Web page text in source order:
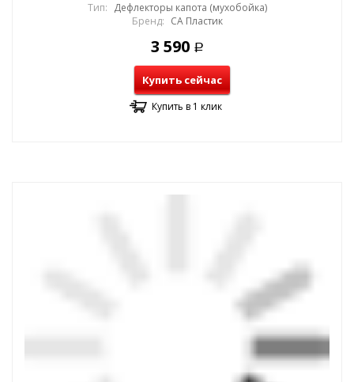
Тип: Дефлекторы капота (мухобойка)
Бренд: СА Пластик
3 590 Р
Купить сейчас
Купить в 1 клик